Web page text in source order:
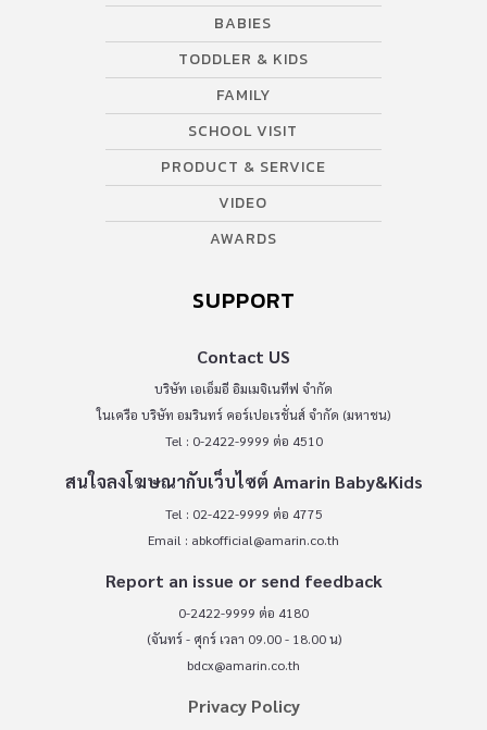
BABIES
TODDLER & KIDS
FAMILY
SCHOOL VISIT
PRODUCT & SERVICE
VIDEO
AWARDS
SUPPORT
Contact US
บริษัท เอเอ็มอี อิมเมจิเนทีฟ จำกัด
ในเครือ บริษัท อมรินทร์ คอร์เปอเรชั่นส์ จำกัด (มหาชน)
Tel : 0-2422-9999 ต่อ 4510
สนใจลงโฆษณากับเว็บไซต์ Amarin Baby&Kids
Tel : 02-422-9999 ต่อ 4775
Email : abkofficial@amarin.co.th
Report an issue or send feedback
0-2422-9999 ต่อ 4180
(จันทร์ - ศุกร์ เวลา 09.00 - 18.00 น)
bdcx@amarin.co.th
Privacy Policy